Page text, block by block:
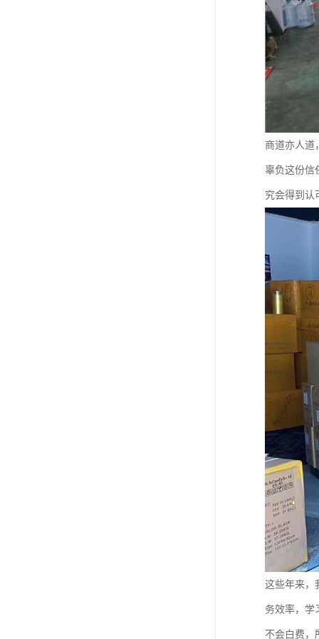
商道亦人道
辜负这份信
究会得到认
这些年来，
务效率，学
不会白费，